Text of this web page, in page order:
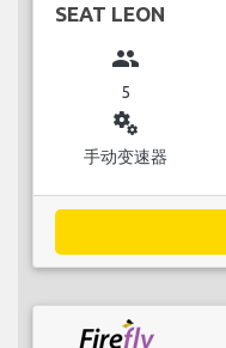
SEAT LEON
group
5
miscellaneous_services
手动变速器